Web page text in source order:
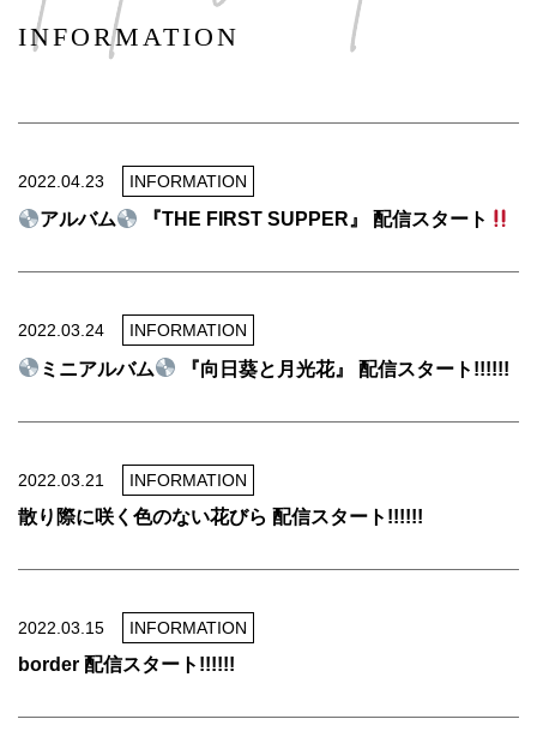
INFORMATION
2022.04.23 INFORMATION
アルバム 『THE FIRST SUPPER』 配信スタート
2022.03.24 INFORMATION
ミニアルバム 『向日葵と月光花』 配信スタート!!!!!!
2022.03.21 INFORMATION
散り際に咲く色のない花びら 配信スタート!!!!!!
2022.03.15 INFORMATION
border 配信スタート!!!!!!